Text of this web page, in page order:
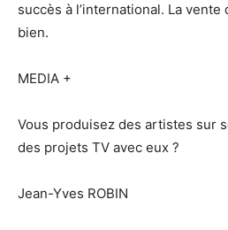
succès à l’international. La vente
bien.
MEDIA +
Vous produisez des artistes sur
des projets TV avec eux ?
Jean-Yves ROBIN